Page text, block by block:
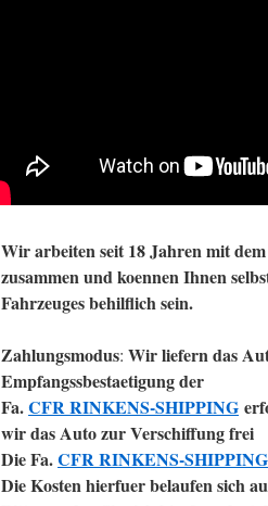
Wir arbeiten seit 18 Jahren mit
zusammen und koennen Ihnen
Fahrzeuges behilflich sein.
Zahlungsmodus: Wir liefern das
Empfangssbestaetigung der
Fa.CFR RINKENS-SHIPPING
wir das Auto zur Verschiffung frei
Die Fa.CFR RINKENS-SHIPPING
Die Kosten hierfuer belaufen sich